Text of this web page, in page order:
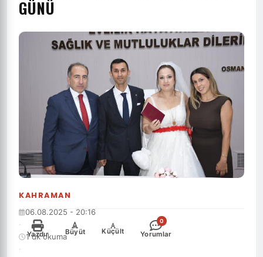
KAHRAMAN
GÜNÜ
06.08.2025 - 20:16
·
1 dk okuma
·
Yazdır
+
Büyüt
-
Küçült
0
Yorumlar